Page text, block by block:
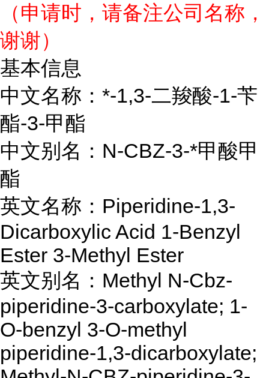
（申请时，请备注公司名称，
谢谢）
基本信息
中文名称：*-1,3-二羧酸-1-苄
酯-3-甲酯
中文别名：N-CBZ-3-*甲酸甲
酯
英文名称：Piperidine-1,3-
Dicarboxylic Acid 1-Benzyl
Ester 3-Methyl Ester
英文别名：Methyl N-Cbz-
piperidine-3-carboxylate; 1-
O-benzyl 3-O-methyl
piperidine-1,3-dicarboxylate;